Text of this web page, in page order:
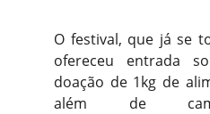
O festival, que já se
ofereceu entrada
doação de 1kg de
além de